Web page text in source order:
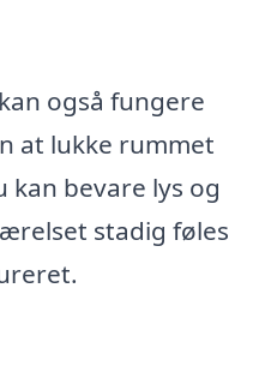
også fungere
at lukke rummet
kan bevare lys og
stadig føles